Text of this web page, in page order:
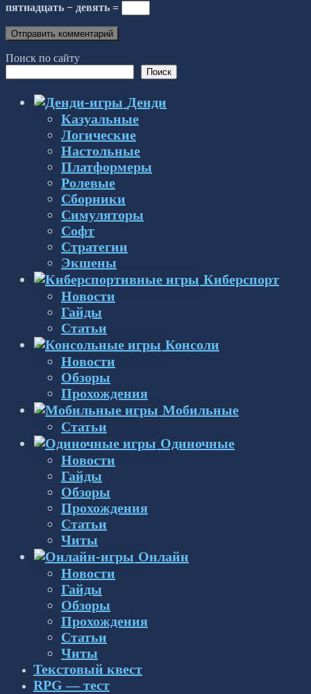
пятнадцать − девять =
Поиск по сайту
Поиск
Денди
Казуальные
Логические
Настольные
Платформеры
Ролевые
Сборники
Симуляторы
Софт
Стратегии
Экшены
Киберспорт
Новости
Гайды
Статьи
Консоли
Новости
Обзоры
Прохождения
Мобильные
Статьи
Одиночные
Новости
Гайды
Обзоры
Прохождения
Статьи
Читы
Онлайн
Новости
Гайды
Обзоры
Прохождения
Статьи
Читы
Текстовый квест
RPG — тест